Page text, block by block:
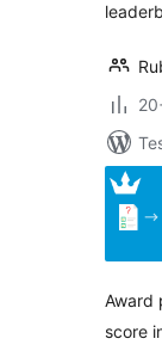
Award
score